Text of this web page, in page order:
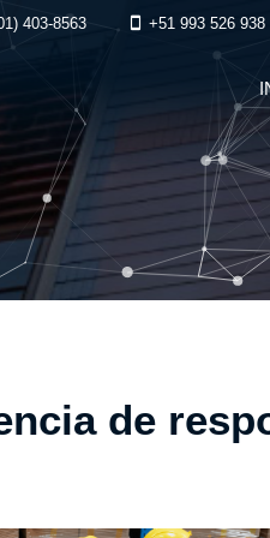
403-8563 +51 993 526 938
de